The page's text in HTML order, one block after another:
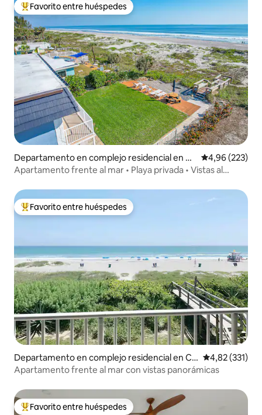
Favorito entre los huéspedes más destacados
Favorito entre huéspedes
Departamento en complejo residencial en C
ocoa Beach
Calificación
4,96 (223)
Apartamento frente al mar • Playa privada • Vistas al
Favorito entre los huéspedes más destacados
Favorito entre huéspedes
Departamento en complejo residencial en Co
coa Beach
Calificación
4,82 (331)
Apartamento frente al mar con vistas panorámicas
Favorito entre los huéspedes más destacados
Favorito entre huéspedes